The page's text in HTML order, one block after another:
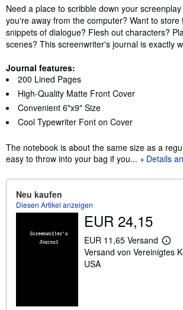
Inhaltsangabe
Need a place to scribble down your
you're away from the computer? Want to store
snippets of dialogue? Flesh out characters?
scenes? This screenwriter's journal is exactly
Journal features:
200 Lined Pages
High-Quality Matte Front Cover
Convenient 6"x9" Size
Cool Typewriter Font on Cover
The notebook is about the same size as a
easy to throw into your bag if you...
Details
Neu kaufen
Diesen Artikel anzeigen
EUR 24,15
EUR 11,65 Versand
W
e
Versand von Vereinigtes
USA